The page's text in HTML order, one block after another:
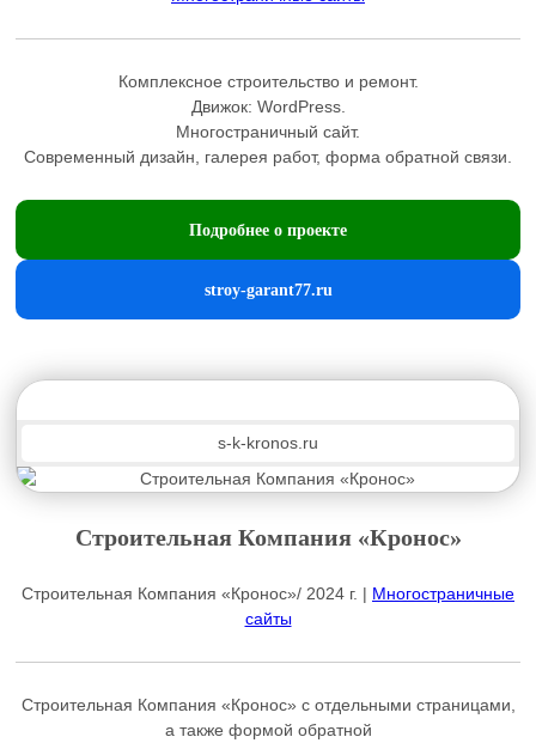
Комплексное строительство и ремонт.
Движок: WordPress.
Многостраничный сайт.
Современный дизайн, галерея работ, форма обратной связи.
Подробнее о проекте
stroy-garant77.ru
s-k-kronos.ru
Строительная Компания «Кронос»
Строительная Компания «Кронос»/ 2024 г. | Многостраничные
сайты
Строительная Компания «Кронос» с отдельными страницами,
а также формой обратной